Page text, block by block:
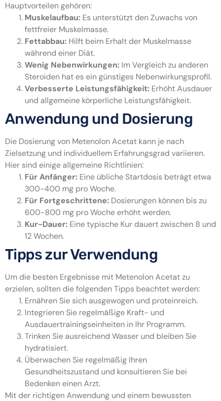
Hauptvorteilen gehören:
Muskelaufbau: Es unterstützt den Zuwachs von
fettfreier Muskelmasse.
Fettabbau: Hilft beim Erhalt der Muskelmasse
während einer Diät.
Wenig Nebenwirkungen: Im Vergleich zu anderen
Steroiden hat es ein günstiges Nebenwirkungsprofil.
Verbesserte Leistungsfähigkeit: Erhöht Ausdauer
und allgemeine körperliche Leistungsfähigkeit.
Anwendung und Dosierung
Die Dosierung von Metenolon Acetat kann je nach
Zielsetzung und individuellem Erfahrungsgrad variieren.
Hier sind einige allgemeine Richtlinien:
Für Anfänger: Eine übliche Startdosis beträgt etwa
300-400 mg pro Woche.
Für Fortgeschrittene: Dosierungen können bis zu
600-800 mg pro Woche erhöht werden.
Kur-Dauer: Eine typische Kur dauert zwischen 8 und
12 Wochen.
Tipps zur Verwendung
Um die besten Ergebnisse mit Metenolon Acetat zu
erzielen, sollten die folgenden Tipps beachtet werden:
Ernähren Sie sich ausgewogen und proteinreich.
Integrieren Sie regelmäßige Kraft- und
Ausdauertrainingseinheiten in Ihr Programm.
Trinken Sie ausreichend Wasser und bleiben Sie
hydratisiert.
Überwachen Sie regelmäßig Ihren
Gesundheitszustand und konsultieren Sie bei
Bedenken einen Arzt.
Mit der richtigen Anwendung und einem bewussten